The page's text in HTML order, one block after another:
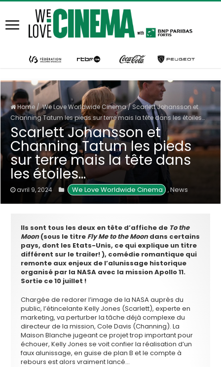
Home /We Love Worldwide Cinema/Scarlett Johansson et
Channing Tatum les pieds sur terre mais la tête dans les étoiles…
Scarlett Johansson et
Channing Tatum les pieds
sur terre mais la tête dans
les étoiles…
avril 9, 2024 We Love Worldwide Cinema ,News
Ils sont tous les deux en tête d’affiche de To the
Moon(sous le titre Fly Me to the Moondans certains
pays, dont les Etats-Unis, ce qui explique un titre
différent sur le trailer! ), comédie romantique qui
remonte aux enjeux de l’alunissage historique
organisé par la NASA avec la mission Apollo 11.
Sortie ce 10 juillet !
Chargée de redorer l’image de la NASA auprès du
public, l’étincelante Kelly Jones (Scarlett), experte en
marketing, va perturber la tâche déjà complexe du
directeur de la mission, Cole Davis (Channing). La
Maison Blanche jugeant ce projet trop important pour
échouer, Kelly Jones se voit confier la réalisation d’un
faux alunissage, en guise de plan B et le compte à
rebours est alors vraiment lancé…